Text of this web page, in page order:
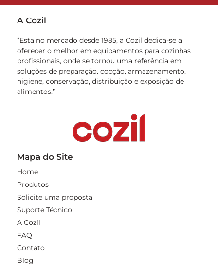
A Cozil
“Esta no mercado desde 1985, a Cozil dedica-se a
oferecer o melhor em equipamentos para cozinhas
profissionais, onde se tornou uma referência em
soluções de preparação, cocção, armazenamento,
higiene, conservação, distribuição e exposição de
alimentos.”
Mapa do Site
Home
Produtos
Solicite uma proposta
Suporte Técnico
A Cozil
FAQ
Contato
Blog